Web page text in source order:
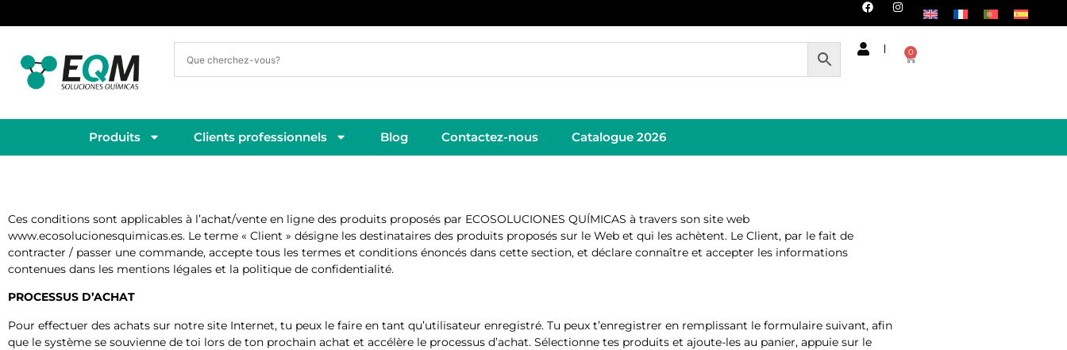
Livraison sous 3 à 5 jours ouvrés Livraison express dans toute
0
Produits Clients professionnels Blog Contactez-nous Catalogue 2026
Ces conditions sont applicables à l’achat/vente en ligne des produits proposés par ECOSOLUCIONES QUÍMICAS à travers son site web
www.ecosolucionesquimicas.es. Le terme « Client » désigne les destinataires des produits proposés sur le Web et qui les achètent. Le Client, par le fait de
contracter / passer une commande, accepte tous les termes et conditions énoncés dans cette section, et déclare connaître et accepter les informations
contenues dans les mentions légales et la politique de confidentialité.
PROCESSUS D’ACHAT
Pour effectuer des achats sur notre site Internet, tu peux le faire en tant qu’utilisateur enregistré. Tu peux t’enregistrer en remplissant le formulaire suivant, afin
que le système se souvienne de toi lors de ton prochain achat et accélère le processus d’achat. Sélectionne tes produits et ajoute-les au panier, appuie sur le